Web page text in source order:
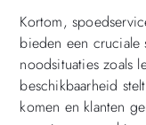
Kortom,
bieden een cruciale
noodsituaties zoals
beschikbaarheid
komen en klanten